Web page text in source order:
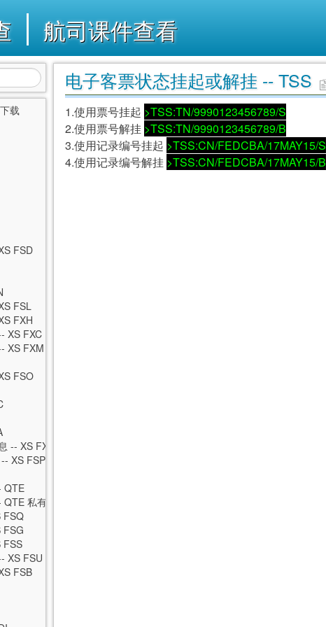
航司课件查看
载
FSD
FSL
FXH
XS FXC
XS FXM
FSO
-- XS FXR
XS FSP
QTE
私有运价
FSQ
FSG
FSS
XS FSU
FSB
电子客票状态挂起或解挂 -- TSS
1.使用票号挂起 >TSS:TN/9990123456789/S
2.使用票号解挂 >TSS:TN/9990123456789/B
3.使用记录编号挂起 >TSS:CN/FEDCBA/17MAY15/S
4.使用记录编号解挂 >TSS:CN/FEDCBA/17MAY15/B